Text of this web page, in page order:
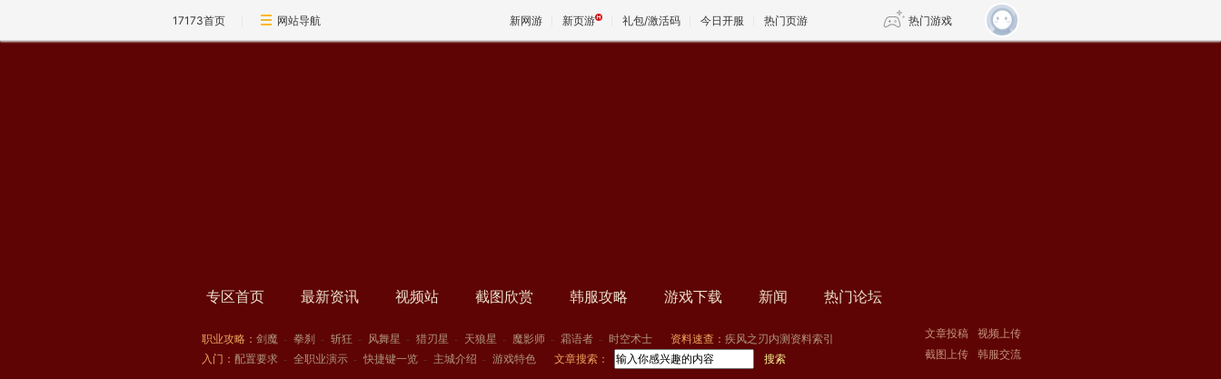
17173首页 网站导航 新网游 新页游 礼包/激活码 今日开服 热门页游 热门游戏
专区首页 最新资讯 视频站 截图欣赏 韩服攻略 游戏下载 新闻 热门论坛
职业攻略： 剑魔 - 拳刹 - 斩狂 - 风舞星 - 猎刃星 - 天狼星 - 魔影师 - 霜语者 - 时空术士 资料速查： 疾风之刃内测资料索引
入门： 配置要求 - 全职业演示 - 快捷键一览 - 主城介绍 - 游戏特色 文章搜索：
文章投稿
视频上传
截图上传
韩服交流